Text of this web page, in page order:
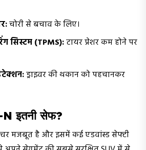
चोरी से बचाव के लिए।
सिस्टम (TPMS):टायर प्रेशर कम होने पर
ड्राइवर की थकान को पहचानकर
इतनी सेफ?
मजबूत है और इसमें कई एडवांस्ड सेफ्टी